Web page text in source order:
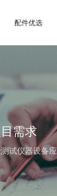
配件优选
需求
试仪器设备